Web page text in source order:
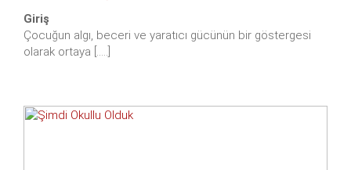
Giriş
Çocuğun algı, beceri ve yaratıcı gücünün bir göstergesi
olarak ortaya [.....]